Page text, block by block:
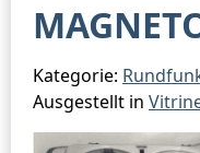
Kategorie:
Ausgestellt in